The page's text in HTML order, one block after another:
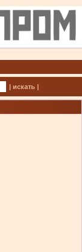
| искать |